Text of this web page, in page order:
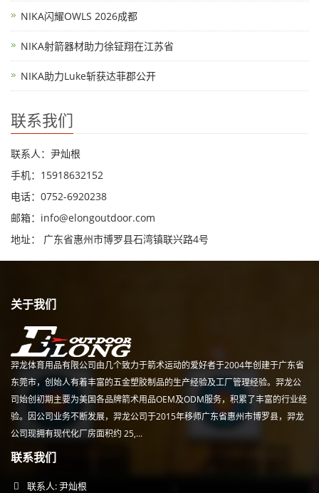
NIKA闪耀OWLS 2026成都
NIKA射箭器材助力徐钲翔在江苏省
NIKA助力Luke斩获达菲郡公开
联系我们
联系人：尹灿根
手机：15918632152
电话：0752-6920238
邮箱： info@elongoutdoor.com
地址： 广东省惠州市博罗县石湾镇联兴路4号
关于我们
羿龙体育用品有限公司由几个致力于箭术运动的爱好者于2004年创建于广东省
东莞市，创始人有着丰富的五金塑胶制品的生产经验及工厂管理经验。羿龙公
司始创初期主要为美国各品牌箭术用品OEM及ODM服务，积累了丰富的行业经
验。因公司业务不断发展，羿龙公司于2015年移师广东省惠州市博罗县，羿龙
公司现拥有现代化厂房面积约 25,...
联系我们
联系人: 尹灿根